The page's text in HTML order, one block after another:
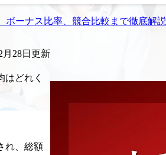
ボーナス比率、競合比較まで徹底解説
月28日更新
どれく
れ、総額